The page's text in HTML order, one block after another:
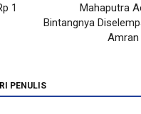
1
Mahaputra
Bintangnya
Amran
PENULIS